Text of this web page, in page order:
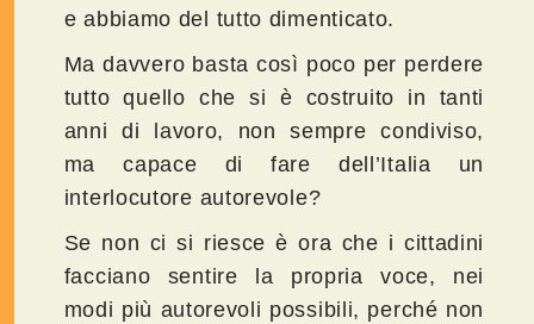
e abbiamo del tutto dimenticato.
Ma davvero basta così poco per perdere
tutto quello che si è costruito in tanti
anni di lavoro, non sempre condiviso,
ma capace di fare dell’Italia un
interlocutore autorevole?
Se non ci si riesce è ora che i cittadini
facciano sentire la propria voce, nei
modi più autorevoli possibili, perché non